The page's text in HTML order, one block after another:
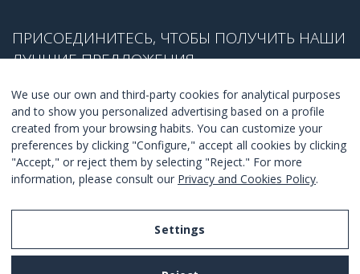
ПРИСОЕДИНИТЕСЬ, ЧТОБЫ ПОЛУЧИТЬ НАШИ
ЛУЧШИЕ ПРЕДЛОЖЕНИЯ
ПРИСОЕДЕНИТЬСЯ
Я согласен справилами и условиями.
We use our own and third-party cookies for analytical purposes
and to show you personalized advertising based on a profile
created from your browsing habits. You can customize your
preferences by clicking "Configure," accept all cookies by clicking
"Accept," or reject them by selecting "Reject." For more
information, please consult our Privacy and Cookies Policy.
Settings
Legal Notice